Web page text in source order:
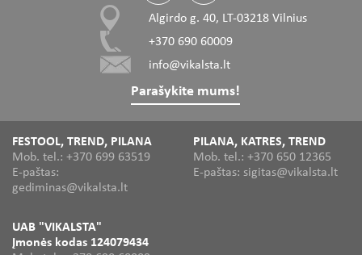
Algirdo g. 40, LT-03218 Vilnius
+370 690 60009
info@vikalsta.lt
Parašykite mums!
FESTOOL, TREND, PILANA
Mob. tel.: +370 699 63519
E-paštas:
gediminas@vikalsta.lt
PILANA, KATRES, TREND
Mob. tel.: +370 650 12365
E-paštas: sigitas@vikalsta.lt
UAB "VIKALSTA"
Įmonės kodas 124079434